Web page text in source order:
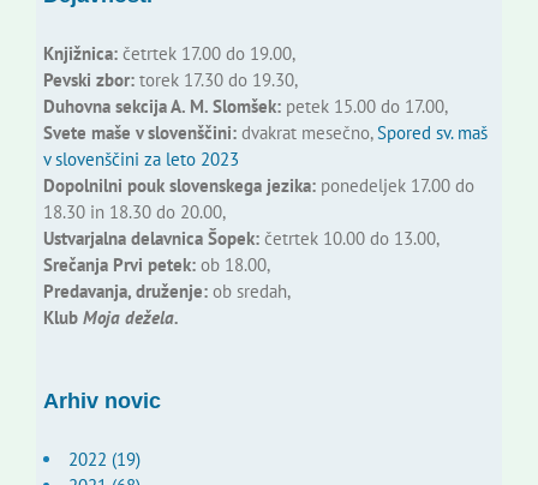
Knjižnica:četrtek 17.00 do 19.00,
Pevski zbor:torek 17.30 do 19.30,
Duhovna sekcija A. M. Slomšek:petek 15.00 do 17.00,
Svete maše v slovenščini:dvakrat mesečno,Spored sv. maš
v slovenščini za leto 2023
Dopolnilni pouk slovenskega jezika:ponedeljek 17.00 do
18.30 in 18.30 do 20.00,
Ustvarjalna delavnica Šopek:četrtek 10.00 do 13.00,
Srečanja Prvi petek:ob 18.00,
Predavanja, druženje:ob sredah,
Klub Moja dežela.
Arhiv novic
2022 (19)